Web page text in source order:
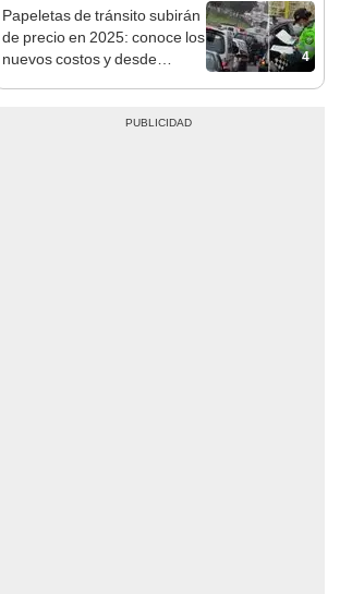
4
Papeletas de tránsito subirán
de precio en 2025: conoce los
nuevos costos y desde